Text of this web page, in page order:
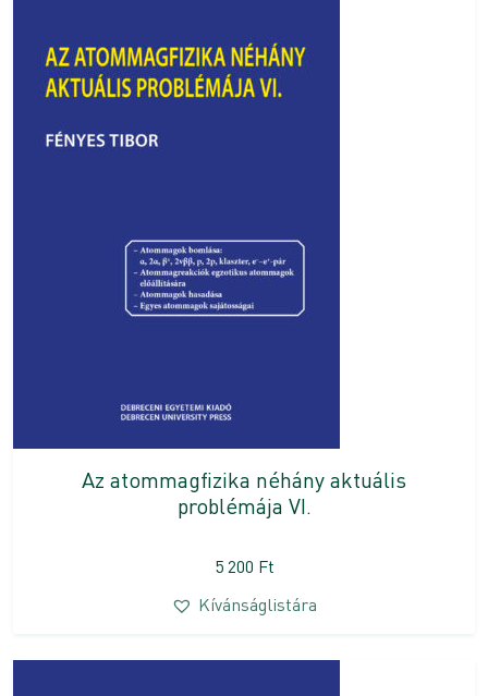
Az atommagfizika néhány aktuális
problémája VI.
5 200 Ft
Kívánságlistára